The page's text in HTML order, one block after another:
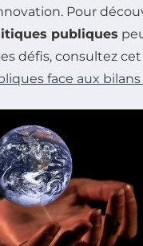
Pour
publiques
défis, consultez
face aux